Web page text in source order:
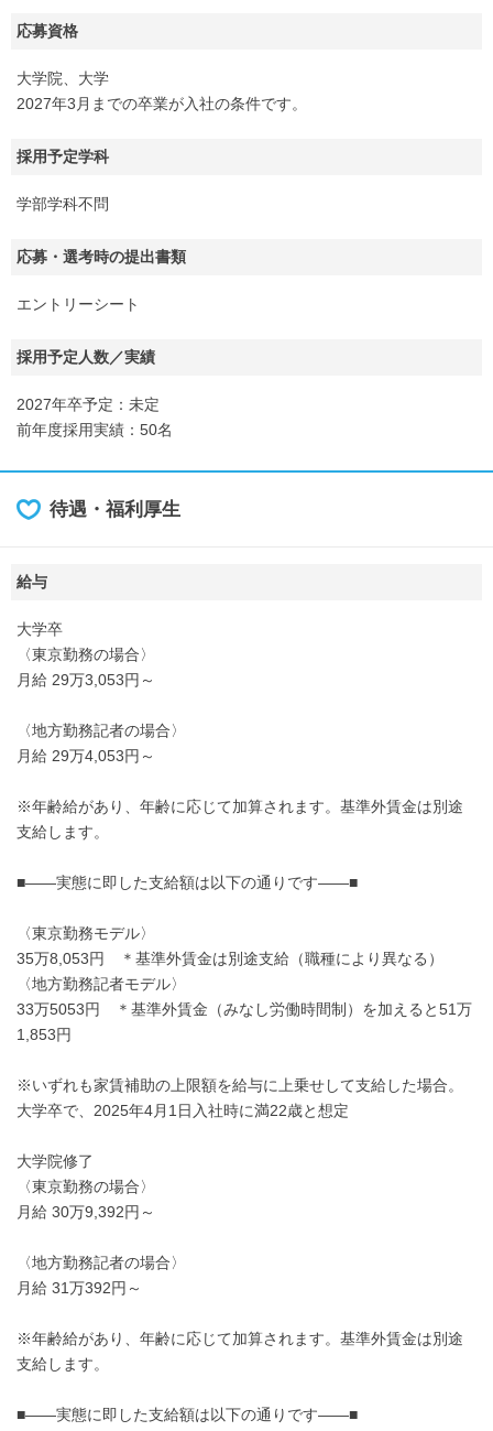
応募資格
大学院、大学
2027年3月までの卒業が入社の条件です。
採用予定学科
学部学科不問
応募・選考時の提出書類
エントリーシート
採用予定人数／実績
2027年卒予定：未定
前年度採用実績：50名
待遇・福利厚生
給与
大学卒
〈東京勤務の場合〉
月給 29万3,053円～
〈地方勤務記者の場合〉
月給 29万4,053円～
※年齢給があり、年齢に応じて加算されます。基準外賃金は別途
支給します。
■――実態に即した支給額は以下の通りです――■
〈東京勤務モデル〉
35万8,053円 ＊基準外賃金は別途支給（職種により異なる）
〈地方勤務記者モデル〉
33万5053円 ＊基準外賃金（みなし労働時間制）を加えると51万
1,853円
※いずれも家賃補助の上限額を給与に上乗せして支給した場合。
大学卒で、2025年4月1日入社時に満22歳と想定
大学院修了
〈東京勤務の場合〉
月給 30万9,392円～
〈地方勤務記者の場合〉
月給 31万392円～
※年齢給があり、年齢に応じて加算されます。基準外賃金は別途
支給します。
■――実態に即した支給額は以下の通りです――■